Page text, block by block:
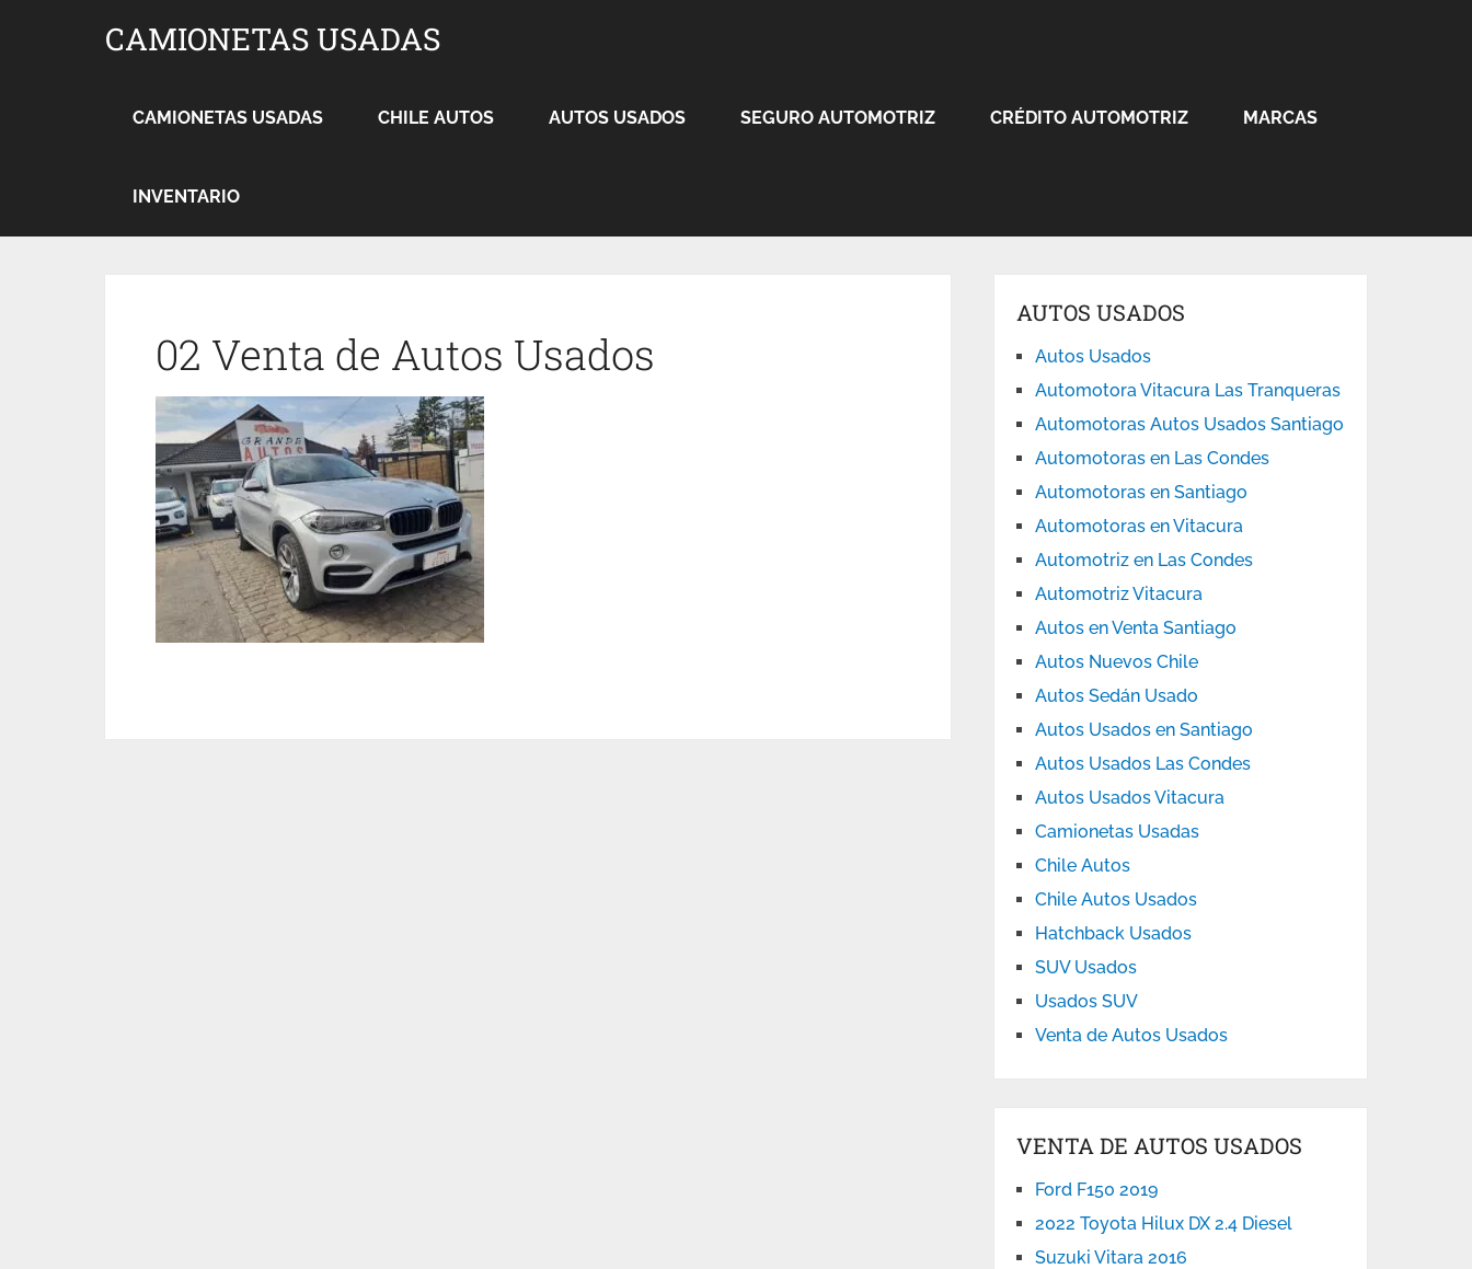
CAMIONETAS USADAS
CAMIONETAS USADAS CHILE AUTOS AUTOS USADOS SEGURO AUTOMOTRIZ CRÉDITO AUTOMOTRIZ MARCAS
INVENTARIO
02 Venta de Autos Usados
AUTOS USADOS
Autos Usados
Automotora Vitacura Las Tranqueras
Automotoras Autos Usados Santiago
Automotoras en Las Condes
Automotoras en Santiago
Automotoras en Vitacura
Automotriz en Las Condes
Automotriz Vitacura
Autos en Venta Santiago
Autos Nuevos Chile
Autos Sedán Usado
Autos Usados en Santiago
Autos Usados Las Condes
Autos Usados Vitacura
Camionetas Usadas
Chile Autos
Chile Autos Usados
Hatchback Usados
SUV Usados
Usados SUV
Venta de Autos Usados
VENTA DE AUTOS USADOS
Ford F150 2019
2022 Toyota Hilux DX 2.4 Diesel
Suzuki Vitara 2016